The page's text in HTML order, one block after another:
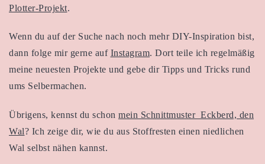
Plotter-Projekt.
Wenn du auf der Suche nach noch mehr DIY-Inspiration bist,
dann folge mir gerne auf Instagram. Dort teile ich regelmäßig
meine neuesten Projekte und gebe dir Tipps und Tricks rund
ums Selbermachen.
Übrigens, kennst du schon mein Schnittmuster Eckberd, den
Wal? Ich zeige dir, wie du aus Stoffresten einen niedlichen
Wal selbst nähen kannst.